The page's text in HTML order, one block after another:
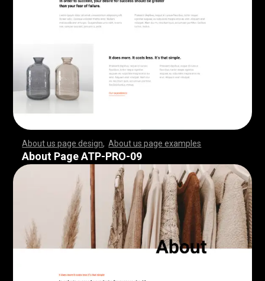
About us page design ,About us page examples
,,,,,,,,,,,,,,,,,,,,,,,, ,,,,,,,,,,,,,,,,,,,,,,,,,,,
,,,,,,,,,,,,,,,,,,,,,,,, ,,,,,,,,,,,,,,,,,,,,,,,,,,,
,,,,,,,,,,,,,,,,,,,,,,,, ,,,,,,,,,,,,,,,,,,,,,,,,,,,
,,,,,,,,,,,,,,,,,,,,,,,, ,,,,,,,,,,,,,,,,,,,,,,,,,,,
,,,,,,,,,,,,,,,,,,,,,,,, ,,,,,,,,,,,,,,,,,,,,,,,,,,,
,,,,,,,,,,,,,,,,,,,,,,,, ,,,,,,,,,,,,,,,,,,,,,,,,,,,
,,,,,,,,,,,,,,,,,,,,,,,, ,,,,,,,,,,,,,,,,,,,,,,,,,,,
,,,,,,,,,,,,,,,,,,,,,,,, ,,,,,,,,,,,,
About Page ATP-PRO-09